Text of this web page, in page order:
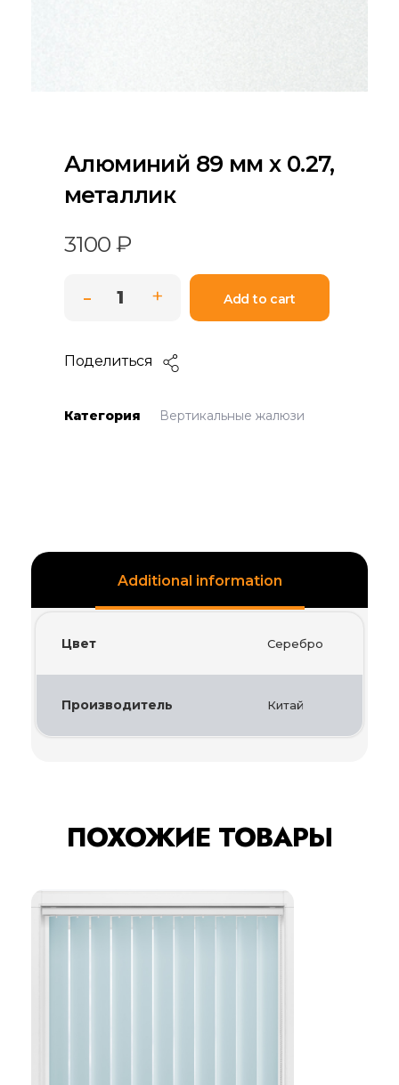
Алюминий 89 мм х 0.27,
металлик
3100 ₽
Add to cart
Поделиться
Категория Вертикальные жалюзи
Additional information
Цвет Серебро
Производитель Китай
ПОХОЖИЕ ТОВАРЫ